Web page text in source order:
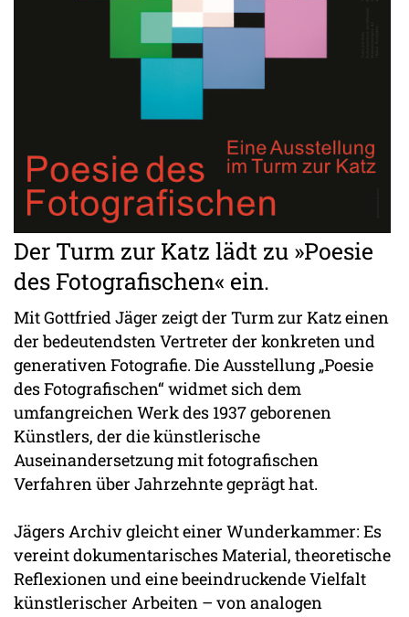
Der Turm zur Katz lädt zu »Poesie
des Fotografischen« ein.
Mit Gottfried Jäger zeigt der Turm zur Katz einen
der bedeutendsten Vertreter der konkreten und
generativen Fotografie. Die Ausstellung „Poesie
des Fotografischen“ widmet sich dem
umfangreichen Werk des 1937 geborenen
Künstlers, der die künstlerische
Auseinandersetzung mit fotografischen
Verfahren über Jahrzehnte geprägt hat.
Jägers Archiv gleicht einer Wunderkammer: Es
vereint dokumentarisches Material, theoretische
Reflexionen und eine beeindruckende Vielfalt
künstlerischer Arbeiten – von analogen